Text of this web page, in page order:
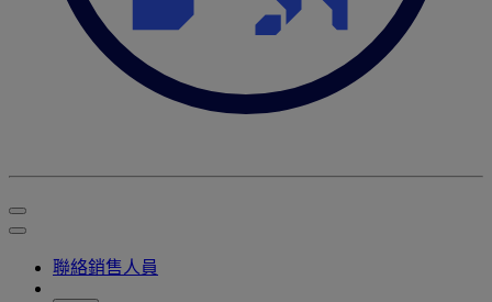
聯絡銷售人員